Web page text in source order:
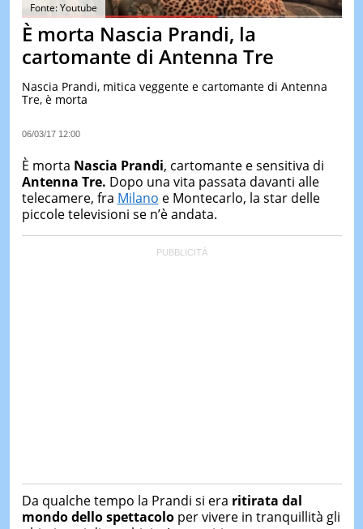
&
TEST
Fonte: Youtube
È morta Nascia Prandi, la
cartomante di Antenna Tre
Nascia Prandi, mitica veggente e cartomante di Antenna
Tre, è morta
06/03/17 12:00
È morta Nascia Prandi, cartomante e sensitiva di
Antenna Tre. Dopo una vita passata davanti alle
telecamere, fra Milano e Montecarlo, la star delle
piccole televisioni se n’è andata.
Da qualche tempo la Prandi si era ritirata dal
mondo dello spettacoloper vivere in tranquillità gli